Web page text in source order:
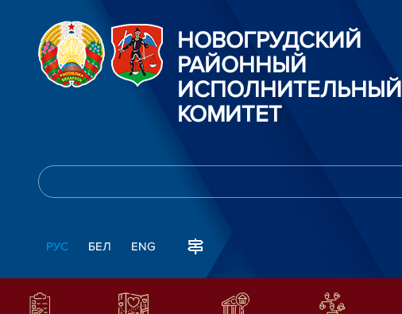
НОВОГРУДСКИЙ
РАЙОННЫЙ
ИСПОЛНИТЕЛЬНЫЙ
КОМИТЕТ
РУС БЕЛ ENG